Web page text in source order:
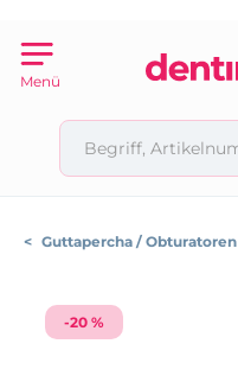
Menü
< Guttapercha / Obturatoren
-20 %